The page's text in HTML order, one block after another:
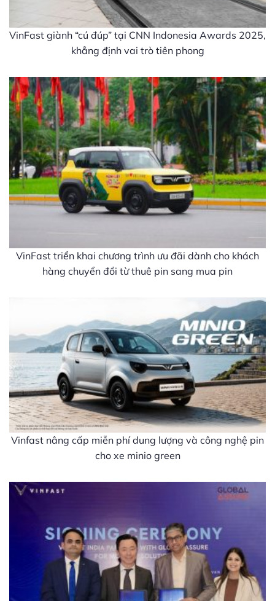
VinFast giành “cú đúp” tại CNN Indonesia Awards 2025,
khẳng định vai trò tiên phong
VinFast triển khai chương trình ưu đãi dành cho khách
hàng chuyển đổi từ thuê pin sang mua pin
Vinfast nâng cấp miễn phí dung lượng và công nghệ pin
cho xe minio green